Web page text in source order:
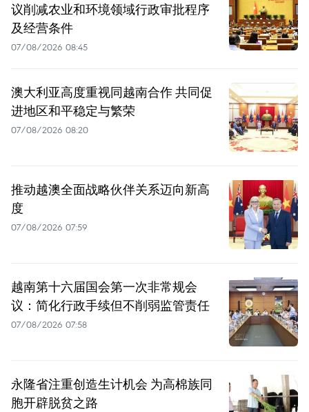
议削减农业和环境领域行政审批程序
及经营条件
07/08/2026 08:45
澳大利亚高度重视同越南合作 共同促
进地区和平稳定与繁荣
07/08/2026 08:20
推动越澳全面战略伙伴关系迈向新高
度
07/08/2026 07:59
越南第十六届国会第一次非常规会
议：简化行政手续但不削弱监管责任
07/08/2026 07:58
永隆省注重创造生计机会 为高棉族同
胞开辟脱贫之路